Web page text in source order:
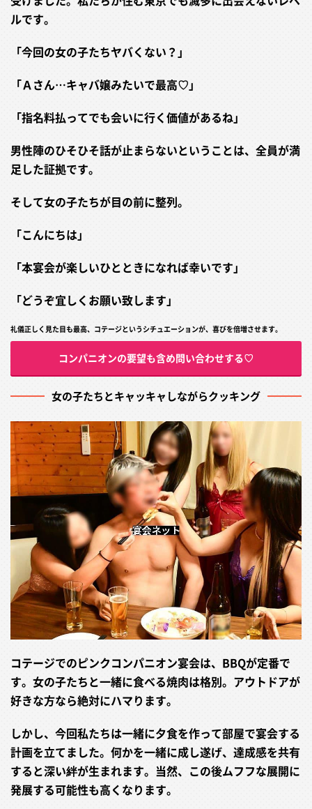
ルです。
「今回の女の子たちヤバくない？」
「Ａさん…キャバ嬢みたいで最高♡」
「指名料払ってでも会いに行く価値があるね」
男性陣のひそひそ話が止まらないということは、全員が満
足した証拠です。
そして女の子たちが目の前に整列。
「こんにちは」
「本宴会が楽しいひとときになれば幸いです」
「どうぞ宜しくお願い致します」
礼儀正しく見た目も最高、コテージというシチュエーションが、喜びを倍増させます。
コンパニオンの要望も含め問い合わせする♡
女の子たちとキャッキャしながらクッキング
コテージでのピンクコンパニオン宴会は、BBQが定番で
す。女の子たちと一緒に食べる焼肉は格別。アウトドアが
好きな方なら絶対にハマります。
しかし、今回私たちは一緒に夕食を作って部屋で宴会する
計画を立てました。何かを一緒に成し遂げ、達成感を共有
すると深い絆が生まれます。当然、この後ムフフな展開に
発展する可能性も高くなります。